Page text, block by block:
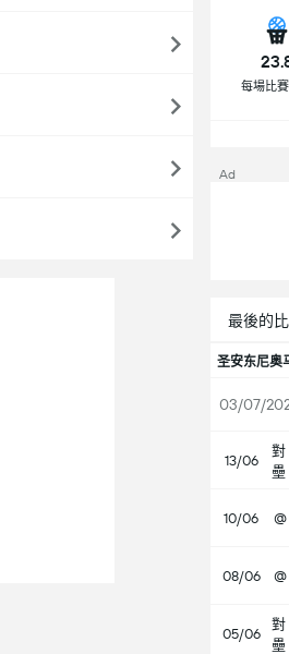
每場比
Ad
最後的
圣安东尼奥
03/07/
13/06
對
壘
10/06 @
08/06 @
05/06
對
壘